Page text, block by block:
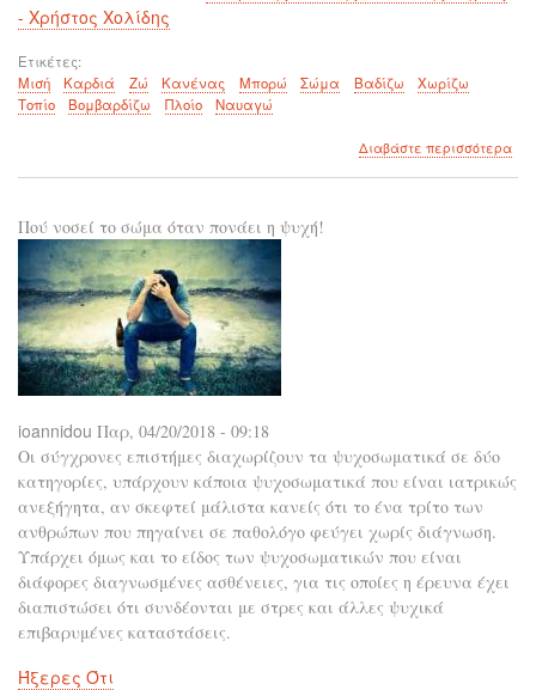
- Χρήστος Χολίδης
Ετικέτες
Μισή
Καρδιά Ζώ Κανένας Μπορώ Σώμα Βαδίζω
Χωρίζω
Τοπίο
Βομβαρδίζω Πλοίο Ναυαγώ
Διαβάστε περισσότεραγια
Πού νοσεί το σώμα όταν πονάει η ψυχή!
ioannidou Παρ, 04/20/2018 - 09:18
Οι σύγχρονες επιστήμες διαχωρίζουν τα ψυχοσωματικά σε δύο
κατηγορίες, υπάρχουν κάποια ψυχοσωματικά που είναι ιατρικώς
ανεξήγητα, αν σκεφτεί μάλιστα κανείς ότι το ένα τρίτο των
ανθρώπων που πηγαίνει σε παθολόγο φεύγει χωρίς διάγνωση.
Υπάρχει όμως και το είδος των ψυχοσωματικών που είναι
διάφορες διαγνωσμένες ασθένειες, για τις οποίες η έρευνα έχει
διαπιστώσει ότι συνδέονται με στρες και άλλες ψυχικά
επιβαρυμένες καταστάσεις.
Ήξερες Ότι